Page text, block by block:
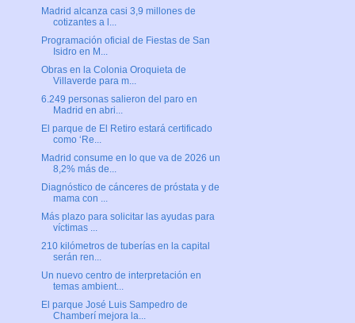
Madrid alcanza casi 3,9 millones de
cotizantes a l...
Programación oficial de Fiestas de San
Isidro en M...
Obras en la Colonia Oroquieta de
Villaverde para m...
6.249 personas salieron del paro en
Madrid en abri...
El parque de El Retiro estará certificado
como ‘Re...
Madrid consume en lo que va de 2026 un
8,2% más de...
Diagnóstico de cánceres de próstata y de
mama con ...
Más plazo para solicitar las ayudas para
víctimas ...
210 kilómetros de tuberías en la capital
serán ren...
Un nuevo centro de interpretación en
temas ambient...
El parque José Luis Sampedro de
Chamberí mejora la...